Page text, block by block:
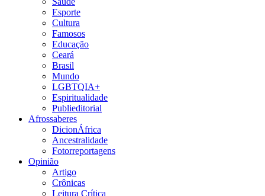
Esporte
Cultura
Famosos
Educação
Ceará
Brasil
Mundo
LGBTQIA+
Espiritualidade
Publieditorial
Afrossaberes
DicionÁfrica
Ancestralidade
Fotorreportagens
Opinião
Artigo
Crônicas
Leitura Crítica